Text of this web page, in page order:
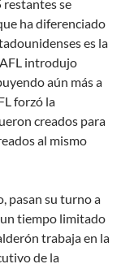
restantes se
ha diferenciado
es la
introdujo
aún más a
forzó la
creados para
al mismo
pasan su turno a
tiempo limitado
trabaja en la
de la